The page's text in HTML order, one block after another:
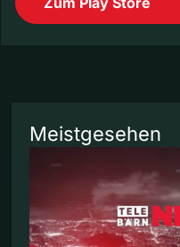
Meistgesehen